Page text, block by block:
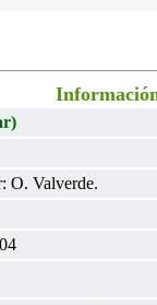
O. Valverde.